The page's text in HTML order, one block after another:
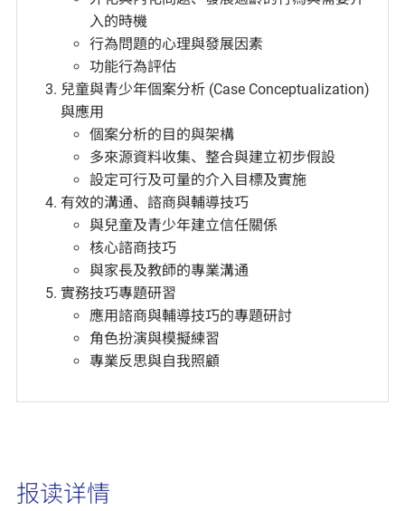
入的時機
行為問題的心理與發展因素
功能行為評估
兒童與青少年個案分析 (Case Conceptualization)
與應用
個案分析的目的與架構
多來源資料收集、整合與建立初步假設
設定可行及可量的介入目標及實施
有效的溝通、諮商與輔導技巧
與兒童及青少年建立信任關係
核心諮商技巧
與家長及教師的專業溝通
實務技巧專題研習
應用諮商與輔導技巧的專題研討
角色扮演與模擬練習
專業反思與自我照顧
报读详情